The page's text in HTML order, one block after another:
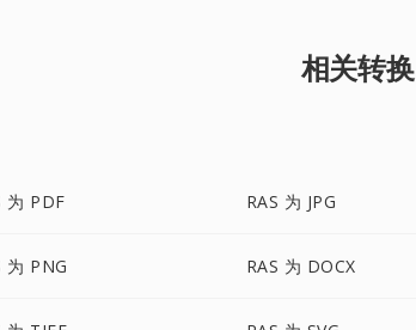
相关转换
为 PDF RAS 为 JPG
为 PNG RAS 为 DOCX